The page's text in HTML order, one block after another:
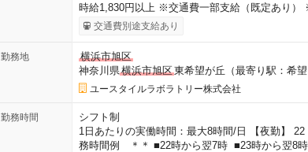
時給1,830円以上 ※交通費一部支給（既定あり）
交通費別途支給あり
勤務地
横浜市旭区
神奈川県横浜市旭区東希望が丘（最寄り駅：希望
ユースタイルラボラトリー株式会社
勤務時間
シフト制
1日あたりの実働時間：最大8時間/日 【夜勤】
務時間例 ＊＊ ■22時から翌7時 ■23時から翌8